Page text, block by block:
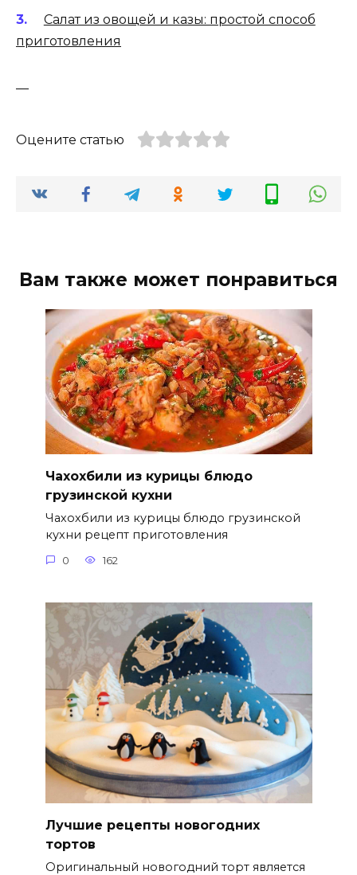
Салат из овощей и казы: простой способ
приготовления
—
Оцените статью
Вам также может понравиться
Чахохбили из курицы блюдо
грузинской кухни
Чахохбили из курицы блюдо грузинской
кухни рецепт приготовления
0 162
Лучшие рецепты новогодних
тортов
Оригинальный новогодний торт является